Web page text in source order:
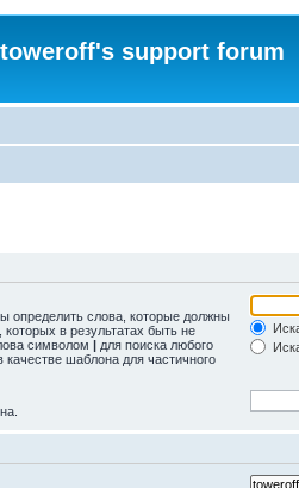
toweroff's support forum
определить слова, которые должны
которых в результатах быть не
символом | для поиска любого
качестве шаблона для частичного